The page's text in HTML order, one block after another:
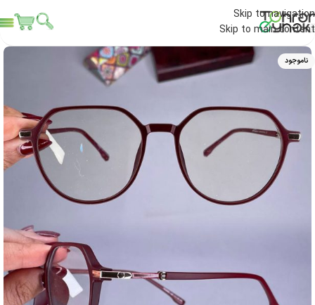
Skip to navigation
Skip to main content
ناموجود